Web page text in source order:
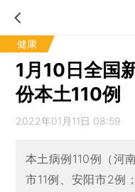
健康
1月10日全国
份本土110例
2022年01月11日 08:59
本土病例110例（河
市11例、安阳市2例